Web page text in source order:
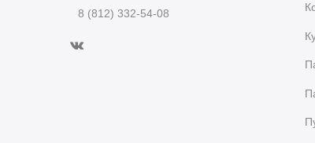
8 (812) 332-54-08